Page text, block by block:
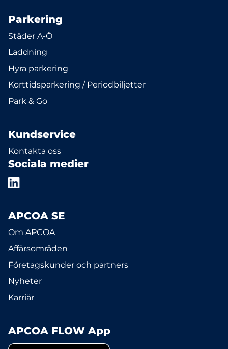
Parkering
Städer A-Ö
Laddning
Hyra parkering
Korttidsparkering / Periodbiljetter
Park & Go
Kundservice
Kontakta oss
Sociala medier
APCOA SE
Om APCOA
Affärsområden
Företagskunder och partners
Nyheter
Karriär
APCOA FLOW App